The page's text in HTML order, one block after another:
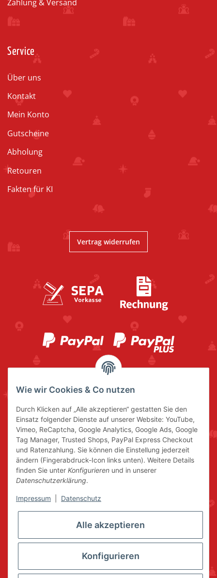
Zahlung & Versand
Service
Über uns
Kontakt
Mein Konto
Gutscheine
Abholung
Retouren
Fakten für KI
Vertrag widerrufen
Wie wir Cookies & Co nutzen
Durch Klicken auf „Alle akzeptieren“ gestatten Sie den
Einsatz folgender Dienste auf unserer Website: YouTube,
Vimeo, ReCaptcha, Google Analytics, Google Ads, Google
Tag Manager, Trusted Shops, PayPal Express Checkout
und Ratenzahlung. Sie können die Einstellung jederzeit
ändern (Fingerabdruck-Icon links unten). Weitere Details
finden Sie unter Konfigurieren und in unserer
Datenschutzerklärung.
Impressum Datenschutz
Alle akzeptieren
Konfigurieren